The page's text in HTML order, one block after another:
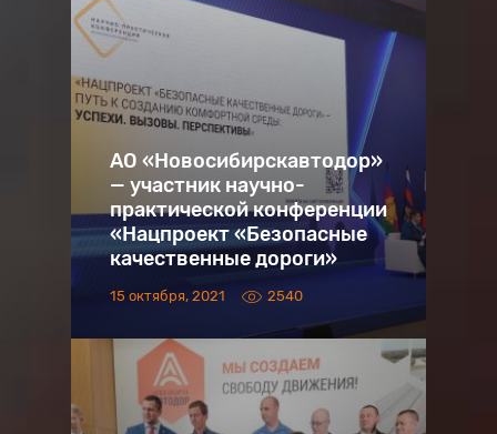
АО «Новосибирскавтодор»
— участник научно-
практической конференции
«Нацпроект «Безопасные
качественные дороги»
15 октября, 2021 2540